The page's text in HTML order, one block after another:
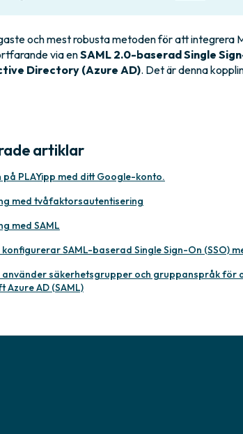
och mest robusta metoden för att integrera
via enSAML 2.0-baserad Single
Directory (Azure AD). Det är denna
artiklar
på PLAYipp med ditt Google-konto.
med tvåfaktorsautentisering
med SAML
konfigurerar SAML-baserad Single Sign-On (SSO)
använder säkerhetsgrupper och gruppanspråk för
Azure AD (SAML)